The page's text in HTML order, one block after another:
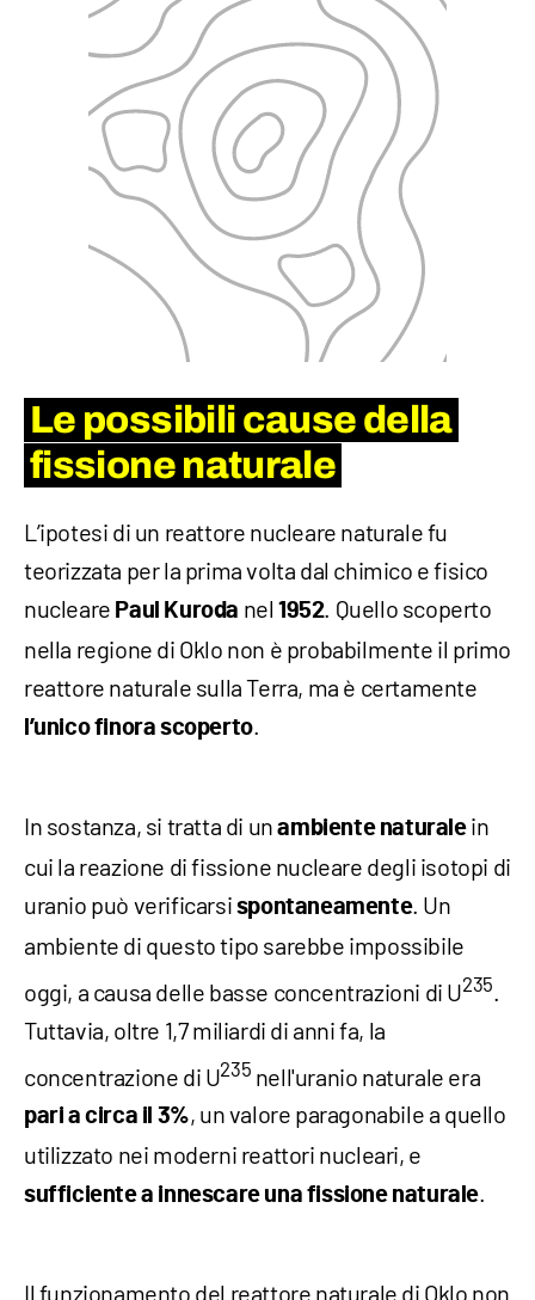
Le possibili cause della
fissione naturale
L’ipotesi di un reattore nucleare naturale fu
teorizzata per la prima volta dal chimico e fisico
nucleare Paul Kuroda nel1952. Quello scoperto
nella regione di Oklo non è probabilmente il primo
reattore naturale sulla Terra, ma è certamente
l’unico finora scoperto.
In sostanza, si tratta di unambiente naturalein
cui la reazione di fissione nucleare degli isotopi di
uranio può verificarsi spontaneamente. Un
ambiente di questo tipo sarebbe impossibile
oggi, a causa delle basse concentrazioni di U235
Tuttavia, oltre 1,7 miliardi di anni fa, la
concentrazione di U235 nell'uranio naturale era
pari a circa il 3%, un valore paragonabile a quello
utilizzato nei moderni reattori nucleari, e
sufficiente a innescare una fissione naturale.
Il funzionamento del reattore naturale di Oklo non